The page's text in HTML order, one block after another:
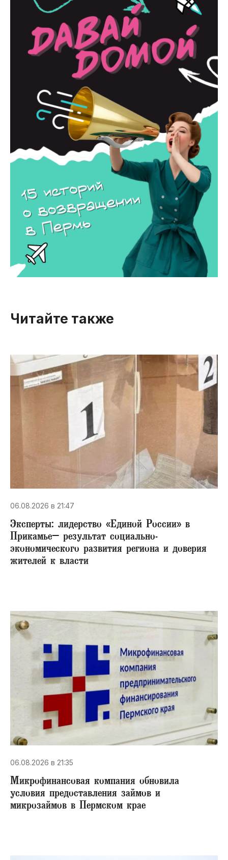
Читайте также
06.08.2026 в 21:47
Эксперты: лидерство «Единой России» в
Прикамье– результат социально-
экономического развития региона и доверия
жителей к власти
06.08.2026 в 21:35
Микрофинансовая компания обновила
условия предоставления займов и
микрозаймов в Пермском крае